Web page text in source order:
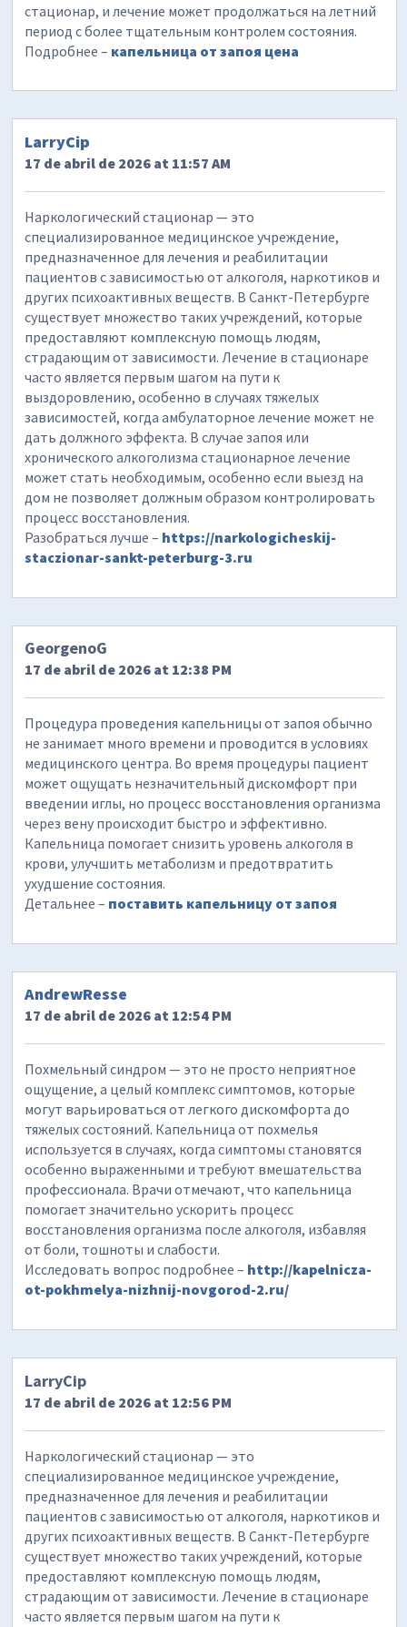
стационар, и лечение может продолжаться на летний
период с более тщательным контролем состояния.
Подробнее – капельница от запоя цена
LarryCip
17 de abril de 2026 at 11:57 AM
Наркологический стационар — это
специализированное медицинское учреждение,
предназначенное для лечения и реабилитации
пациентов с зависимостью от алкоголя, наркотиков и
других психоактивных веществ. В Санкт-Петербурге
существует множество таких учреждений, которые
предоставляют комплексную помощь людям,
страдающим от зависимости. Лечение в стационаре
часто является первым шагом на пути к
выздоровлению, особенно в случаях тяжелых
зависимостей, когда амбулаторное лечение может не
дать должного эффекта. В случае запоя или
хронического алкоголизма стационарное лечение
может стать необходимым, особенно если выезд на
дом не позволяет должным образом контролировать
процесс восстановления.
Разобраться лучше – https://narkologicheskij-
staczionar-sankt-peterburg-3.ru
GeorgenoG
17 de abril de 2026 at 12:38 PM
Процедура проведения капельницы от запоя обычно
не занимает много времени и проводится в условиях
медицинского центра. Во время процедуры пациент
может ощущать незначительный дискомфорт при
введении иглы, но процесс восстановления организма
через вену происходит быстро и эффективно.
Капельница помогает снизить уровень алкоголя в
крови, улучшить метаболизм и предотвратить
ухудшение состояния.
Детальнее – поставить капельницу от запоя
AndrewResse
17 de abril de 2026 at 12:54 PM
Похмельный синдром — это не просто неприятное
ощущение, а целый комплекс симптомов, которые
могут варьироваться от легкого дискомфорта до
тяжелых состояний. Капельница от похмелья
используется в случаях, когда симптомы становятся
особенно выраженными и требуют вмешательства
профессионала. Врачи отмечают, что капельница
помогает значительно ускорить процесс
восстановления организма после алкоголя, избавляя
от боли, тошноты и слабости.
Исследовать вопрос подробнее – http://kapelnicza-
ot-pokhmelya-nizhnij-novgorod-2.ru/
LarryCip
17 de abril de 2026 at 12:56 PM
Наркологический стационар — это
специализированное медицинское учреждение,
предназначенное для лечения и реабилитации
пациентов с зависимостью от алкоголя, наркотиков и
других психоактивных веществ. В Санкт-Петербурге
существует множество таких учреждений, которые
предоставляют комплексную помощь людям,
страдающим от зависимости. Лечение в стационаре
часто является первым шагом на пути к